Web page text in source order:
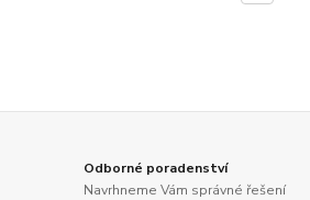
Odborné poradenství
Navrhneme Vám správné řešení